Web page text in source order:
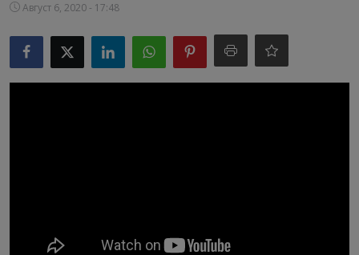
Видео
Библиотека
Август 6, 2020 - 17:48